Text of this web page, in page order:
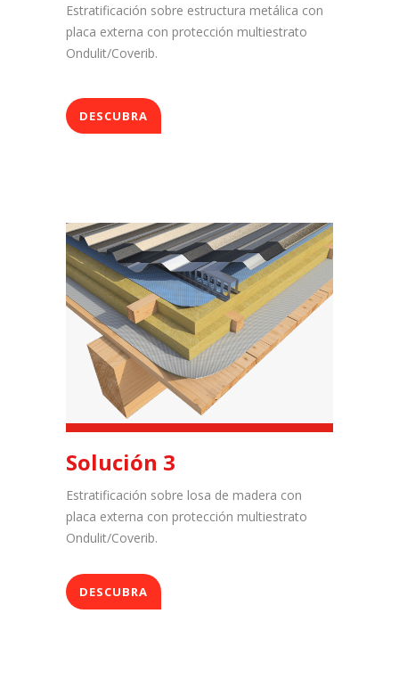
Estratificación sobre estructura metálica con
placa externa con protección multiestrato
Ondulit/Coverib.
DESCUBRA
Solución 3
Estratificación sobre losa de madera con
placa externa con protección multiestrato
Ondulit/Coverib.
DESCUBRA